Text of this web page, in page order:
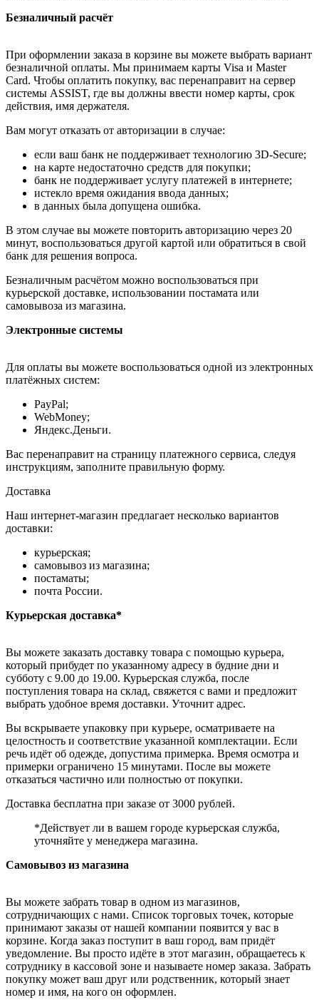
Безналичный расчёт
При оформлении заказа в корзине вы можете выбрать вариант
безналичной оплаты. Мы принимаем карты Visa и Master
Card. Чтобы оплатить покупку, вас перенаправит на сервер
системы ASSIST, где вы должны ввести номер карты, срок
действия, имя держателя.
Вам могут отказать от авторизации в случае:
если ваш банк не поддерживает технологию 3D-Secure;
на карте недостаточно средств для покупки;
банк не поддерживает услугу платежей в интернете;
истекло время ожидания ввода данных;
в данных была допущена ошибка.
В этом случае вы можете повторить авторизацию через 20
минут, воспользоваться другой картой или обратиться в свой
банк для решения вопроса.
Безналичным расчётом можно воспользоваться при
курьерской доставке, использовании постамата или
самовывоза из магазина.
Электронные системы
Для оплаты вы можете воспользоваться одной из электронных
платёжных систем:
PayPal;
WebMoney;
Яндекс.Деньги.
Вас перенаправит на страницу платежного сервиса, следуя
инструкциям, заполните правильную форму.
Доставка
Наш интернет-магазин предлагает несколько вариантов
доставки:
курьерская;
самовывоз из магазина;
постаматы;
почта России.
Курьерская доставка*
Вы можете заказать доставку товара с помощью курьера,
который прибудет по указанному адресу в будние дни и
субботу с 9.00 до 19.00. Курьерская служба, после
поступления товара на склад, свяжется с вами и предложит
выбрать удобное время доставки. Уточнит адрес.
Вы вскрываете упаковку при курьере, осматриваете на
целостность и соответствие указанной комплектации. Если
речь идёт об одежде, допустима примерка. Время осмотра и
примерки ограничено 15 минутами. После вы можете
отказаться частично или полностью от покупки.
Доставка бесплатна при заказе от 3000 рублей.
*Действует ли в вашем городе курьерская служба,
уточняйте у менеджера магазина.
Самовывоз из магазина
Вы можете забрать товар в одном из магазинов,
сотрудничающих с нами. Список торговых точек, которые
принимают заказы от нашей компании появится у вас в
корзине. Когда заказ поступит в ваш город, вам придёт
уведомление. Вы просто идёте в этот магазин, обращаетесь к
сотруднику в кассовой зоне и называете номер заказа. Забрать
покупку может ваш друг или родственник, который знает
номер и имя, на кого он оформлен.